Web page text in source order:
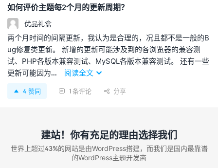
如何评价主题每2个月的更新周期？
优品礼盒
两个月时间的间隔更新，我认为是合理的，况且都不是一般的B
ug修复类更新。 新增的更新可能涉及到的各浏览器的兼容测
试、PHP各版本兼容测试、MySQL各版本兼容测试。 还有一些
更新可能因为...
阅读全文 
 4 赞同  1条评论  分享
建站！你有充足的理由选择我们
世界上超过43%的网站是由WordPress搭建，而我们是国内最靠谱
的WordPress主题开发商